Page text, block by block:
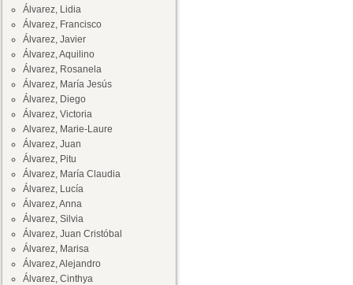
Álvarez, Lidia
Álvarez, Francisco
Álvarez, Javier
Álvarez, Aquilino
Álvarez, Rosanela
Álvarez, María Jesús
Álvarez, Diego
Álvarez, Victoria
Alvarez, Marie-Laure
Álvarez, Juan
Álvarez, Pitu
Álvarez, María Claudia
Álvarez, Lucía
Álvarez, Anna
Álvarez, Silvia
Álvarez, Juan Cristóbal
Álvarez, Marisa
Álvarez, Alejandro
Álvarez, Cinthya